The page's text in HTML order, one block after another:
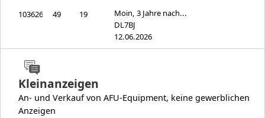
Moin, 3 Jahre nach...
DL7BJ
12.06.2026
103626 49 19
Kleinanzeigen
An- und Verkauf von AFU-Equipment, keine gewerblichen
Anzeigen